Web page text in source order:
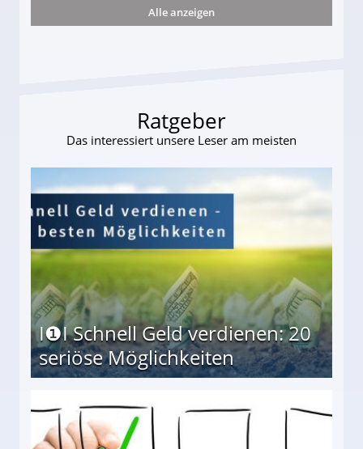
und wie viel?
Alle anzeigen
Ratgeber
Das interessiert unsere Leser am meisten
I❶I Schnell Geld verdienen: 20
seriöse Möglichkeiten